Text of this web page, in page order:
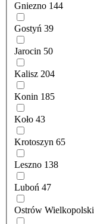
Gniezno 144
Gostyń 39
Jarocin 50
Kalisz 204
Konin 185
Koło 43
Krotoszyn 65
Leszno 138
Luboń 47
Ostrów Wielkopolski